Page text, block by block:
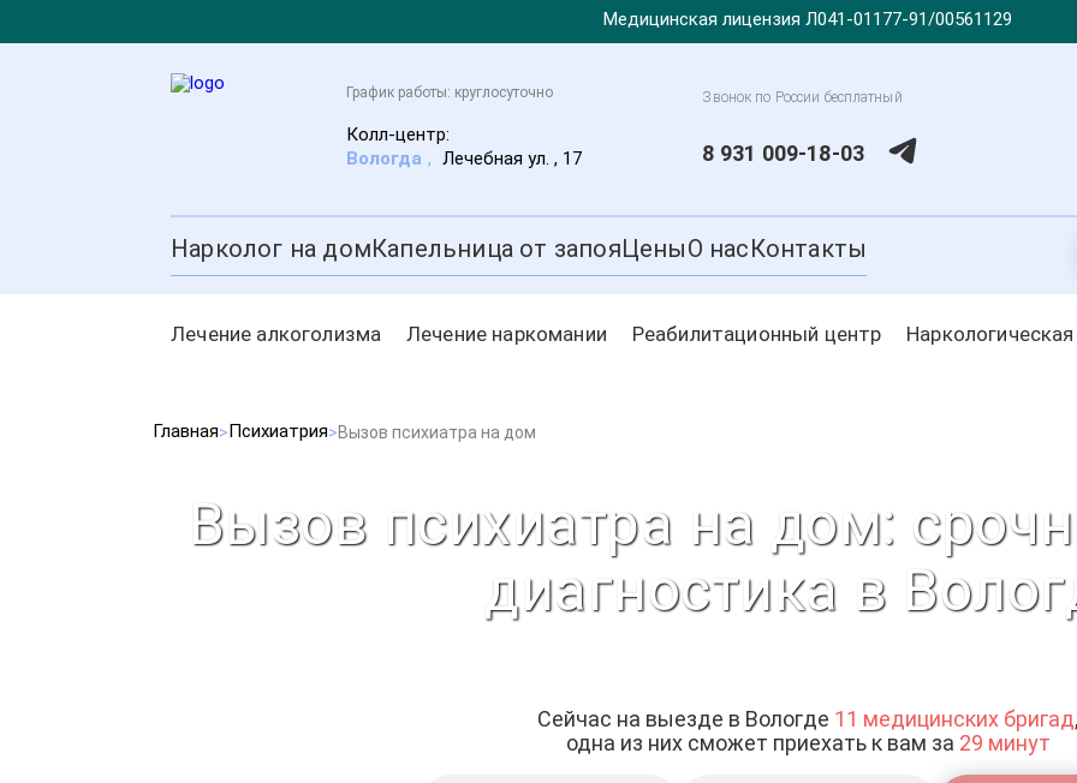
Медицинская лицензия Л041-01177-91/00561129
График работы: круглосуточно
Колл-центр:
Вологда , Лечебная ул. , 17
Звонок по России бесплатный
8 931 009-18-03
Нарколог на домКапельница от запояЦеныО насКонтакты
Лечение алкоголизма Лечение наркомании Реабилитационный центр
Главная Психиатрия Вызов психиатра на дом
Вызов психиатра на дом:
диагностика в
Сейчас на выезде в Вологде 11 медицинских бригад,
одна из них сможет приехать к вам за 29 минут